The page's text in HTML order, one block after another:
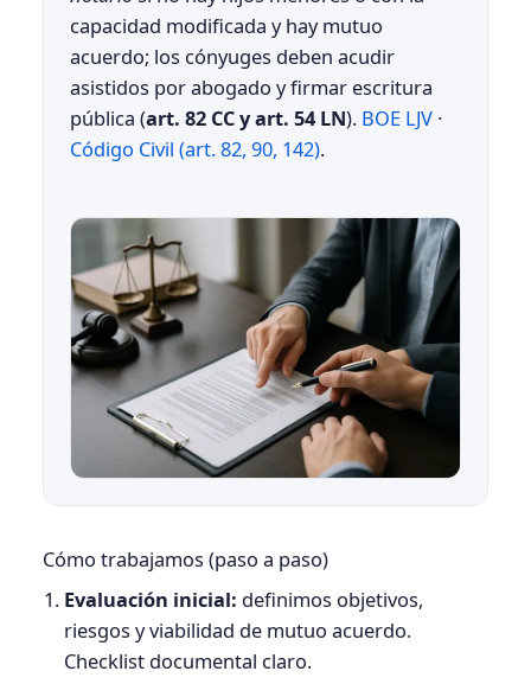
capacidad modificada y hay mutuo
acuerdo; los cónyuges deben acudir
asistidos por abogado y firmar escritura
pública (art. 82 CC y art. 54 LN). BOE LJV ·
Código Civil (art. 82, 90, 142).
Cómo trabajamos (paso a paso)
Evaluación inicial: definimos objetivos,
riesgos y viabilidad de mutuo acuerdo.
Checklist documental claro.